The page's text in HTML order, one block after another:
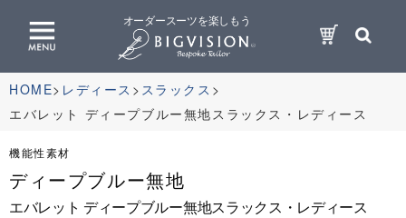
オーダースーツを楽しもう
HOME レディース
スラックス
エバレット ディープブルー無地スラックス・レディース
機能性素材
ディープブルー無地
エバレット ディープブルー無地スラックス・レディース